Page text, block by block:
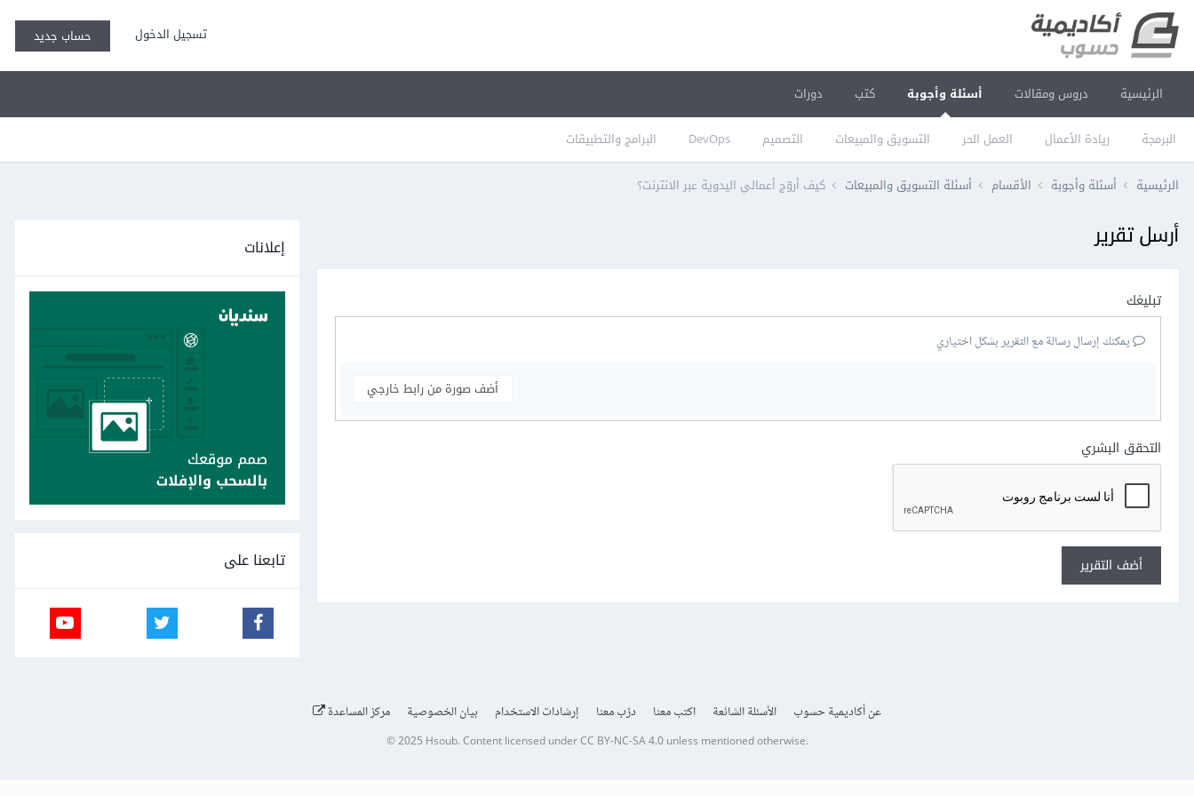
تسجيل الدخول حساب جديد
الرئيسية دروس ومقالات أسئلة وأجوبة
البرمجة ريادة الأعمال العمل الحر التسويق والمبيعات التصميم DevOps البرامج والتطبيقات
كتب دورات
الرئيسية أسئلة وأجوبة الأقسام أسئلة التسويق والمبيعات كيف أروّج أعمالي اليدوية عبر الانترنت؟
أرسل تقرير
تبليغك
يمكنك إرسال رسالة مع التقرير بشكل اختياري
أضف صورة من رابط خارجي
التحقق البشري
أضف التقرير
إعلانات
تابعنا على
عن أكاديمية حسوب الأسئلة الشائعة اكتب معنا درّب معنا إرشادات الاستخدام بيان الخصوصية مركز المساعدة
© 2025 Hsoub.Content licensed underCC BY-NC-SA 4.0unless mentioned otherwise.